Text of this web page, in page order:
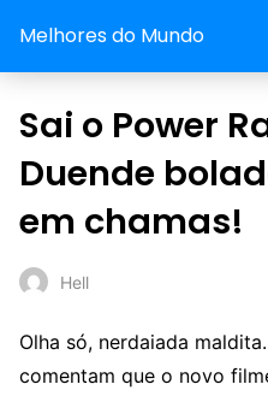
Melhores do Mundo
Sai o Power
Duende
em chamas!
Hell
Olha só, nerdaiada
comentam que o novo